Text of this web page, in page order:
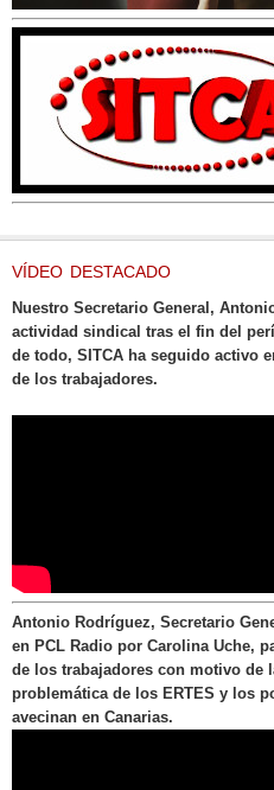
VÍDEO DESTACADO
Nuestro Secretario General,
actividad sindical tras el fin del
de todo, SITCA ha seguido activo
de los trabajadores.
Antonio Rodríguez, Secretario
en PCL Radio por Carolina Uche,
de los trabajadores con motivo de
problemática de los ERTES y los
avecinan en Canarias.